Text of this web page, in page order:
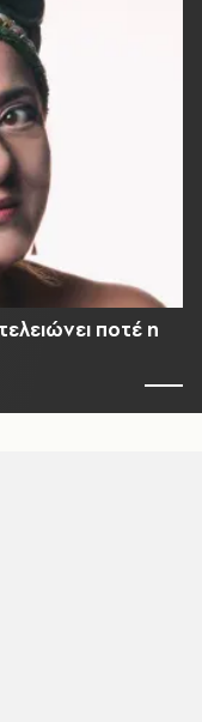
ποτέ η